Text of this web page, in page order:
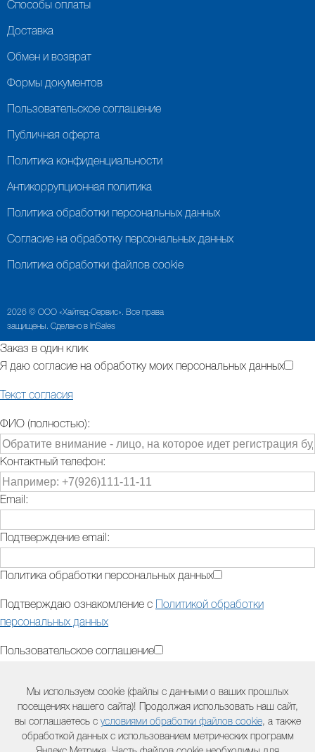
2026 © ООО «Хайтед-Сервис». Все права
защищены. Сделано в InSales
Способы оплаты
Доставка
Обмен и возврат
Формы документов
Пользовательское соглашение
Публичная оферта
Политика конфиденциальности
Антикоррупционная политика
Политика обработки персональных данных
Согласие на обработку персональных данных
Политика обработки файлов cookie
Мы используем cookie (файлы с данными о ваших прошлых
посещениях нашего сайта)! Продолжая использовать наш сайт,
вы соглашаетесь с условиями обработки файлов cookie, а также
обработкой данных с использованием метрических программ
Заказ в один клик
Я даю согласие на обработку моих персональных данных
Текст согласия
ФИО (полностью):
Контактный телефон:
Email:
Подтверждение email:
Политика обработки персональных данных
Подтверждаю ознакомление с
Политикой обработки
персональных данных
Пользовательское соглашение
соглашением
Дополнительная информация (модель оборудования,
двигателя, серийный номер и другая полезная информация) :